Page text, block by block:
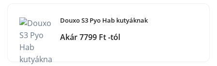
Douxo S3 Pyo Hab kutyáknak
Akár 7799 Ft -tól